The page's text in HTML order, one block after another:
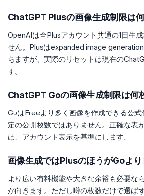
ChatGPT Plusの画像生成制限は
OpenAIは全Plusアカウント共通の1日生
せん。Plusはexpanded image
ちますが、実際のリセットは現在の
す。
ChatGPT Goの画像生成制限は何
GoはFreeより多く画像を作成できる公
定の公開枚数ではありません。正確な表
は、アカウント表示を基準にします。
画像生成ではPlusのほうがGoより
より広い有料機能や大きな余裕も必要な
が向きます。ただし噂の枚数だけで選ば